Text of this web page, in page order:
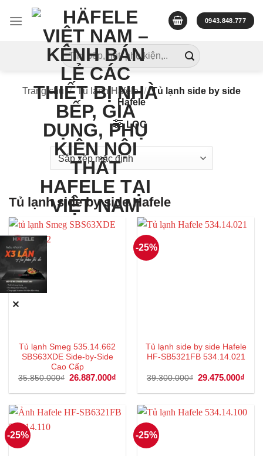
0943.848.777
Tìm
kiếm:
Trang chủ / Tủ lạnh Hafele / Tủ lạnh side by side
Hafele
LỌC
Tủ lạnh side by side Hafele
-25%
Tủ lạnh Smeg 535.14.662
SBS63XDE Side-by-Side
Cao Cấp
35.850.000₫ Giá
là:
26.887.000₫
tại
26.887.000₫.
-25%
Tủ lạnh side by side Hafele
HF-SB5321FB 534.14.021
39.300.000₫ Giá
là:
29.475.000₫
tại
-25% -25%
✕